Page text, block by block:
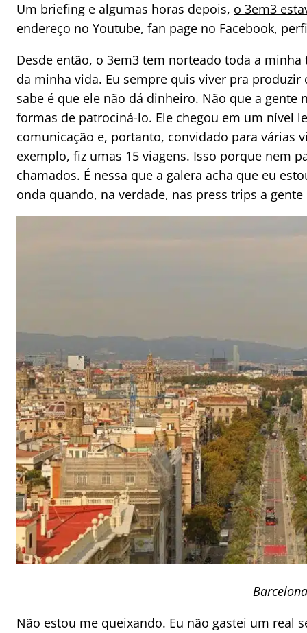
Um briefing e algumas horas depois, o 3em3
endereço no Youtube, fan page no Facebook,
Desde então, o 3em3 tem norteado toda a
da minha vida. Eu sempre quis viver pra
sabe é que ele não dá dinheiro. Não que a gente
formas de patrociná-lo. Ele chegou em um nível
comunicação e, portanto, convidado para várias
exemplo, fiz umas 15 viagens. Isso porque nem
chamados. É nessa que a galera acha que eu
onda quando, na verdade, nas press trips a
Barcelona
Não estou me queixando. Eu não gastei um real